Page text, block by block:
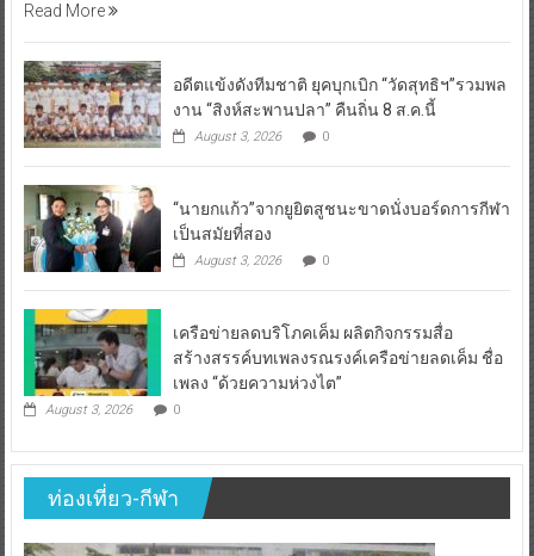
Read More
อดีตแข้งดังทีมชาติ ยุคบุกเบิก “วัดสุทธิฯ”รวมพล
งาน “สิงห์สะพานปลา” คืนถิ่น 8 ส.ค.นี้
August 3, 2026 0
“นายกแก้ว”จากยูยิตสูชนะขาดนั่งบอร์ดการกีฬา
เป็นสมัยที่สอง
August 3, 2026 0
เครือข่ายลดบริโภคเค็ม ผลิตกิจกรรมสื่อ
สร้างสรรค์บทเพลงรณรงค์เครือข่ายลดเค็ม ชื่อ
เพลง “ด้วยความห่วงไต”
August 3, 2026 0
ท่องเที่ยว-กีฬา